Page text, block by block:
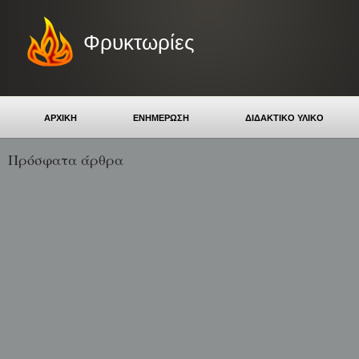
Φρυκτωρίες
ΑΡΧΙΚΗ ΕΝΗΜΕΡΩΣΗ ΔΙΔΑΚΤΙΚΟ ΥΛΙΚΟ
Πρόσφατα άρθρα